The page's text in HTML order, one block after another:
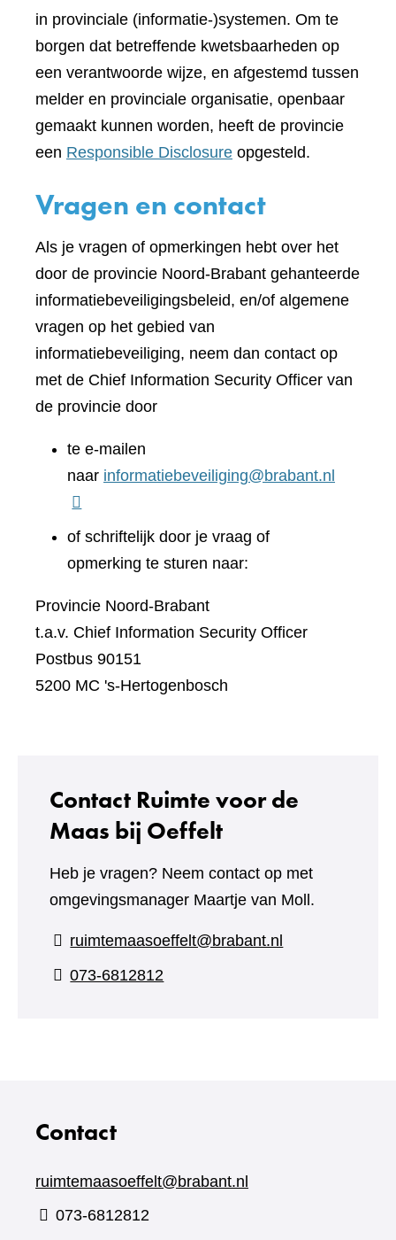
in provinciale (informatie-)systemen. Om te
borgen dat betreffende kwetsbaarheden op
een verantwoorde wijze, en afgestemd tussen
melder en provinciale organisatie, openbaar
gemaakt kunnen worden, heeft de provincie
een Responsible Disclosure opgesteld.
Vragen en contact
Als je vragen of opmerkingen hebt over het
door de provincie Noord-Brabant gehanteerde
informatiebeveiligingsbeleid, en/of algemene
vragen op het gebied van
informatiebeveiliging, neem dan contact op
met de Chief Information Security Officer van
de provincie door
te e-mailen
naar informatiebeveiliging@brabant.nl
of schriftelijk door je vraag of
opmerking te sturen naar:
Provincie Noord-Brabant
t.a.v. Chief Information Security Officer
Postbus 90151
5200 MC 's-Hertogenbosch
Contact Ruimte voor de
Maas bij Oeffelt
Heb je vragen? Neem contact op met
omgevingsmanager Maartje van Moll.
ruimtemaasoeffelt@brabant.nl
073-6812812
Contact
ruimtemaasoeffelt@brabant.nl
073-6812812